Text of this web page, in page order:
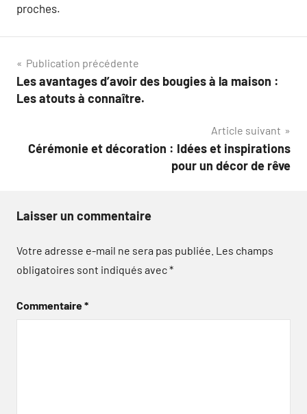
proches.
Navigation
de
Publication précédente
Les avantages d’avoir des bougies à la maison :
Les atouts à connaître.
Article suivant
Cérémonie et décoration : Idées et inspirations
pour un décor de rêve
Laisser un commentaire
Votre adresse e-mail ne sera pas publiée. Les champs
obligatoires sont indiqués avec*
Commentaire*